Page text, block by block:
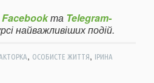
Facebookта Telegram-
найважливіших подій.
, ОСОБИСТЕ ЖИТТЯ, ІРИНА